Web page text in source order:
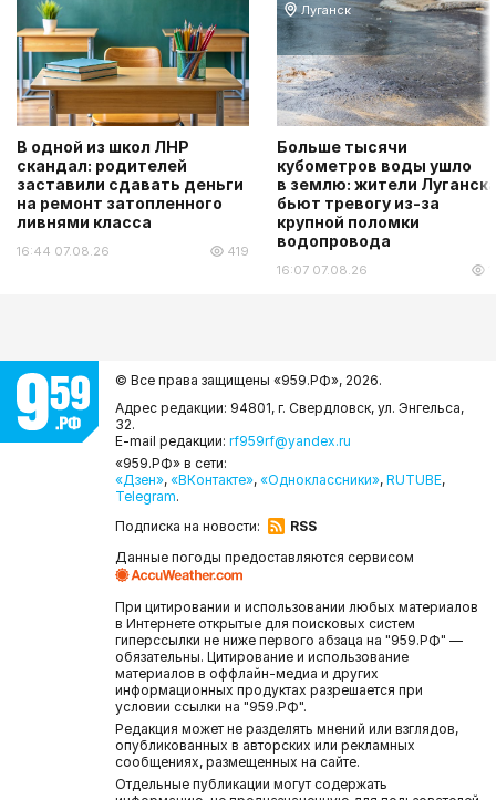
В одной из школ ЛНР
скандал: родителей
заставили сдавать деньги
на ремонт затопленного
ливнями класса
16:44 07.08.26 419
Луганск
Больше тысячи
кубометров воды ушло
в землю: жители
бьют тревогу из-за
крупной поломки
водопровода
16:07 07.08.26
© Все права защищены «959.РФ», 2026.
Адрес редакции: 94801, г. Свердловск, ул. Энгельса,
32.
E-mail редакции: rf959rf@yandex.ru
«959.РФ» в сети:
«Дзен», «ВКонтакте», «Одноклассники», RUTUBE,
Telegram.
Подписка на новости:
RSS
Данные погоды предоставляются сервисом
При цитировании и использовании любых материалов
в Интернете открытые для поисковых систем
гиперссылки не ниже первого абзаца на "959.РФ" —
обязательны. Цитирование и использование
материалов в оффлайн-медиа и других
информационных продуктах разрешается при
условии ссылки на "959.РФ".
Редакция может не разделять мнений или взглядов,
опубликованных в авторских или рекламных
сообщениях, размещенных на сайте.
Отдельные публикации могут содержать